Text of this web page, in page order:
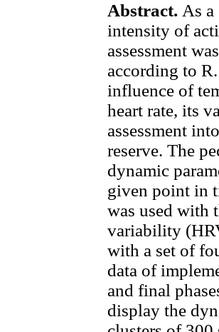
Abstract. As
intensity of
assessment
according to
influence of
heart rate, its
assessment
reserve. The
dynamic
given point in
was used with
variability
with a set of
data of
and final
display the